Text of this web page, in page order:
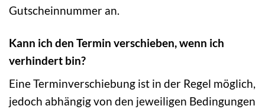
Gutscheinnummer an.
Kann ich den Termin verschieben, wenn ich
verhindert bin?
Eine Terminverschiebung ist in der Regel möglich,
jedoch abhängig von den jeweiligen Bedingungen